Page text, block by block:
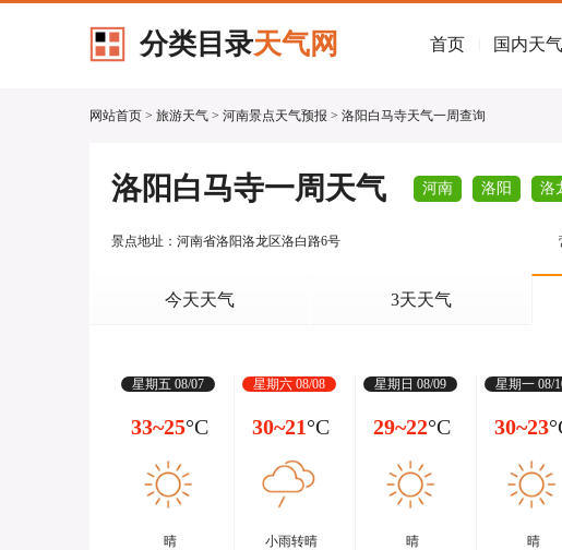
分类目录天气网 首页 国内天气
网站首页 > 旅游天气 > 河南景点天气预报 > 洛阳白马寺天气一周查询
洛阳白马寺一周天气 河南 洛阳 洛
景点地址：河南省洛阳洛龙区洛白路6号
今天天气 3天天气
星期五 08/07
33~25°C
晴
星期六 08/08
30~21°C
小雨转晴
星期日 08/09
29~22°C
晴
星期一 08/
30~23
晴